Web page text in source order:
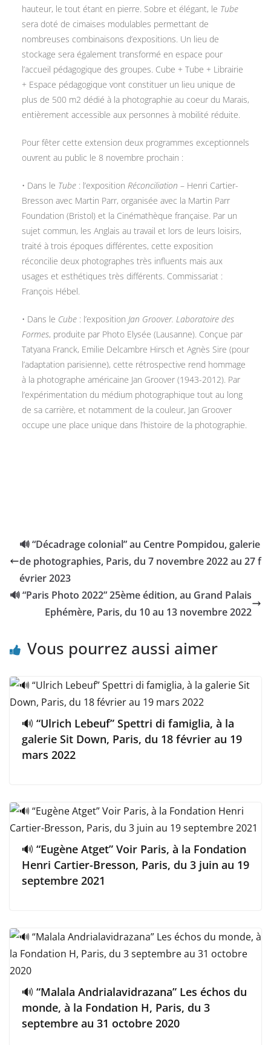
hauteur, le tout étant en pierre. Sobre et élégant, le Tube
sera doté de cimaises modulables permettant de
nombreuses combinaisons d’expositions. Un lieu de
stockage sera également transformé en espace pour
l’accueil pédagogique des groupes. Cube + Tube + Librairie
+ Espace pédagogique vont constituer un lieu unique de
plus de 500 m2 dédié à la photographie au coeur du Marais,
entièrement accessible aux personnes à mobilité réduite.
Pour fêter cette extension deux programmes exceptionnels
ouvrent au public le 8 novembre prochain :
• Dans le Tube : l’exposition Réconciliation – Henri Cartier-
Bresson avec Martin Parr, organisée avec la Martin Parr
Foundation (Bristol) et la Cinémathèque française. Par un
sujet commun, les Anglais au travail et lors de leurs loisirs,
traité à trois époques différentes, cette exposition
réconcilie deux photographes très influents mais aux
usages et esthétiques très différents. Commissariat :
François Hébel.
• Dans le Cube : l’exposition Jan Groover. Laboratoire des
Formes, produite par Photo Elysée (Lausanne). Conçue par
Tatyana Franck, Emilie Delcambre Hirsch et Agnès Sire (pour
l’adaptation parisienne), cette rétrospective rend hommage
à la photographe américaine Jan Groover (1943-2012). Par
l’expérimentation du médium photographique tout au long
de sa carrière, et notamment de la couleur, Jan Groover
occupe une place unique dans l’histoire de la photographie.
🔊 “Décadrage colonial” au Centre Pompidou, galerie
de photographies, Paris, du 7 novembre 2022 au 27 f
évrier 2023
🔊 “Paris Photo 2022” 25ème édition, au Grand Palais
Ephémère, Paris, du 10 au 13 novembre 2022
Vous pourrez aussi aimer
🔊 “Ulrich Lebeuf” Spettri di famiglia, à la
galerie Sit Down, Paris, du 18 février au 19
mars 2022
🔊 “Eugène Atget” Voir Paris, à la Fondation
Henri Cartier-Bresson, Paris, du 3 juin au 19
septembre 2021
🔊 “Malala Andrialavidrazana” Les échos du
monde, à la Fondation H, Paris, du 3
septembre au 31 octobre 2020